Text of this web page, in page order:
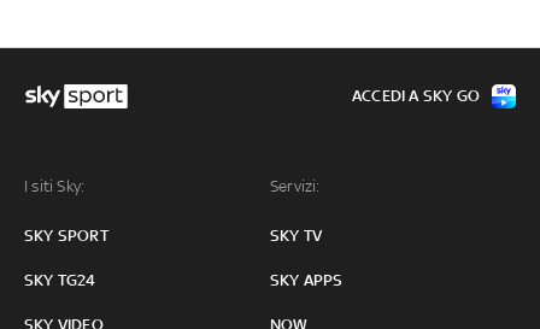
I siti Sky:
SKY SPORT
SKY TG24
SKY VIDEO
Servizi:
SKY TV
SKY APPS
NOW
ACCEDI A SKY GO